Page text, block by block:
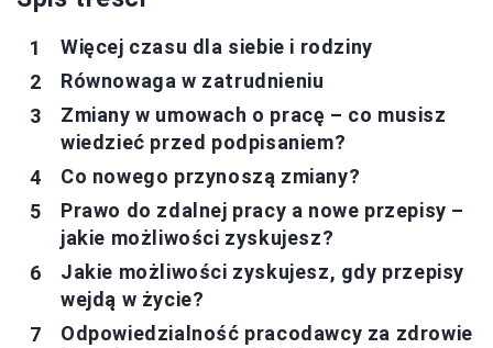
Więcej czasu dla siebie i rodziny
Równowaga w zatrudnieniu
Zmiany w umowach o pracę – co musisz
wiedzieć przed podpisaniem?
Co nowego przynoszą zmiany?
Prawo do zdalnej pracy a nowe przepisy –
jakie możliwości zyskujesz?
Jakie możliwości zyskujesz, gdy przepisy
wejdą w życie?
Odpowiedzialność pracodawcy za zdrowie